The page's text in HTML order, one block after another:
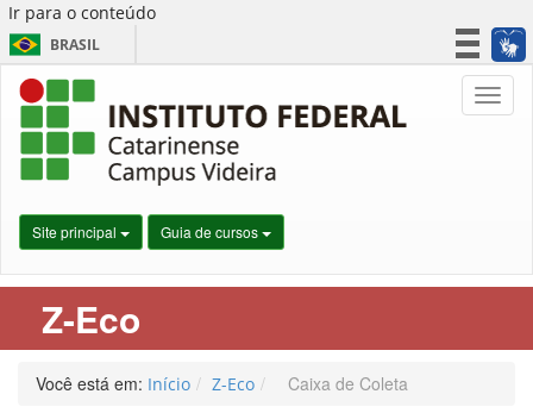
Ir para o conteúdo
BRASIL
Simplifique!
Site principal Guia de cursos
Z-Eco
Você está em: Início Z-Eco Caixa de Coleta